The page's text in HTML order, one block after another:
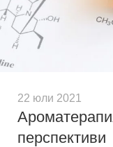
22 юли 2021
перспективи